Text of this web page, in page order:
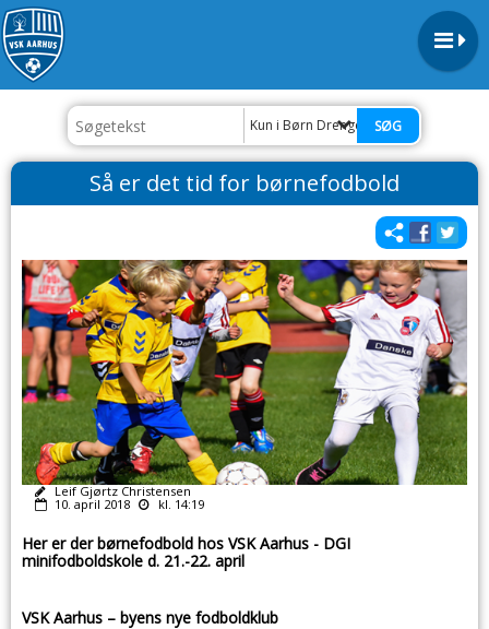
Kun i Børn Drenge
Så er det tid for børnefodbold
Leif Gjørtz Christensen
10. april 2018
kl. 14:19
Her er der børnefodbold hos VSK Aarhus - DGI
minifodboldskole d. 21.-22. april
VSK Aarhus – byens nye fodboldklub